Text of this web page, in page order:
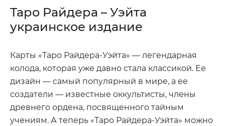
Таро Райдера – Уэйта
украинское издание
Карты «Таро Райдера-Уэйта» — легендарная
колода, которая уже давно стала классикой. Ее
дизайн — самый популярный в мире, а ее
создатели — известные оккультисты, члены
древнего ордена, посвященного тайным
учениям. А теперь «Таро Райдера-Уэйта» можно